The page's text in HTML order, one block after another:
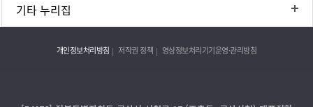
기타 누리집
개인정보처리방침 저작권 정책 영상정보처리기기운영·관리방침